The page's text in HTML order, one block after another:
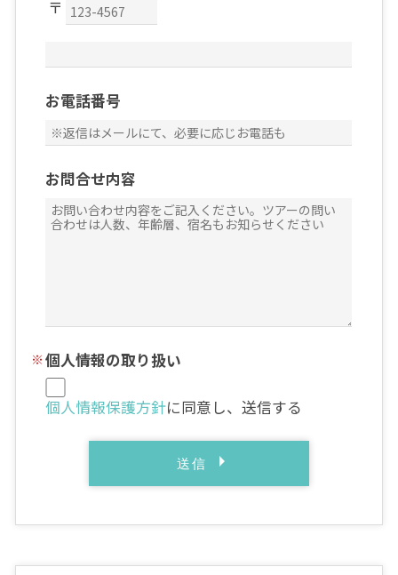
お電話番号
お問合せ内容
個人情報の取り扱い
個人情報保護方針に同意し、送信する